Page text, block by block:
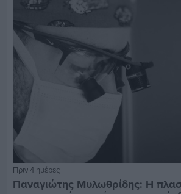
Πριν 4 ημέρες
Παναγιώτης Μυλωθρίδης: Η